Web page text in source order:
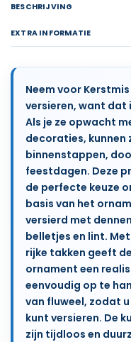
BESCHRIJVING
EXTRA INFORMATIE
Neem voor
versieren, want dat
Als je ze opwacht
decoraties, kunnen
binnenstappen,
feestdagen. Deze
de perfecte keuze
basis van het
versierd met
belletjes en lint.
rijke takken geeft
ornament een
eenvoudig op te
van fluweel, zodat
kunt versieren. De
zijn tijdloos en